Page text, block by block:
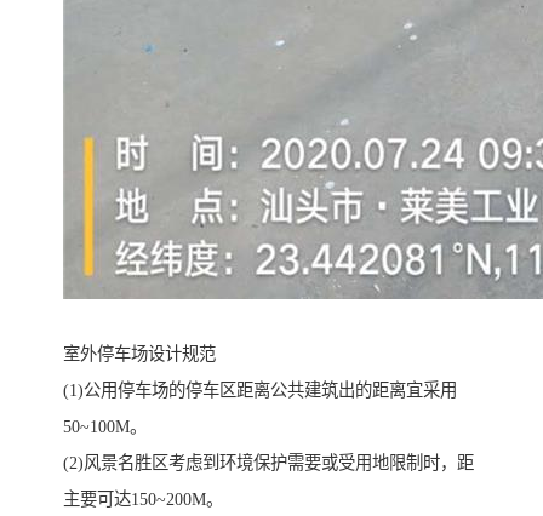
室外停车场设计规范
(1)公用停车场的停车区距离公共建筑出的距离宜采用
50~100M。
(2)风景名胜区考虑到环境保护需要或受用地限制时，距
主要可达150~200M。